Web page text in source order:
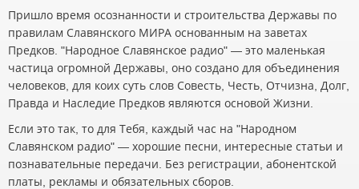
Пришло время осознанности и строительства Державы по
правилам Славянского МИРА основанным на заветах
Предков. "Народное Славянское радио" — это маленькая
частица огромной Державы, оно создано для объединения
человеков, для коих суть слов Совесть, Честь, Отчизна, Долг,
Правда и Наследие Предков являются основой Жизни.
Если это так, то для Тебя, каждый час на "Народном
Славянском радио" — хорошие песни, интересные статьи и
познавательные передачи. Без регистрации, абонентской
платы, рекламы и обязательных сборов.